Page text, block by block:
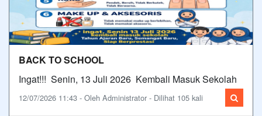
BACK TO SCHOOL
Ingat!!! Senin, 13 Juli 2026 Kembali Masuk Sekolah
12/07/2026 11:43 - Oleh Administrator - Dilihat 105 kali